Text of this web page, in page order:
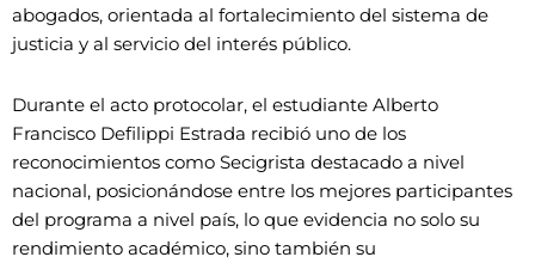
abogados, orientada al fortalecimiento del sistema de
justicia y al servicio del interés público.
Durante el acto protocolar, el estudiante Alberto
Francisco Defilippi Estrada recibió uno de los
reconocimientos como Secigrista destacado a nivel
nacional, posicionándose entre los mejores participantes
del programa a nivel país, lo que evidencia no solo su
rendimiento académico, sino también su